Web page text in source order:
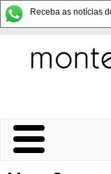
Receba as notícias